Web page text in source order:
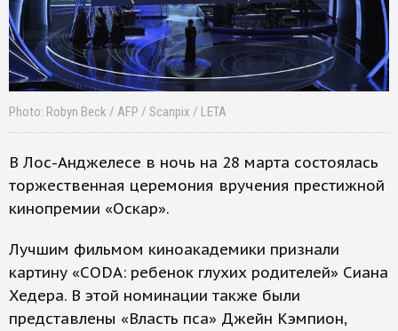
Photo: Robyn Beck / AFP / Scanpix / LETA
В Лос-Анджелесе в ночь на 28 марта состоялась
торжественная церемония вручения престижной
кинопремии «Оскар».
Лучшим фильмом киноакадемики признали
картину «CODA: ребенок глухих родителей» Сиана
Хедера. В этой номинации также были
представлены «Власть пса» Джейн Кэмпион,